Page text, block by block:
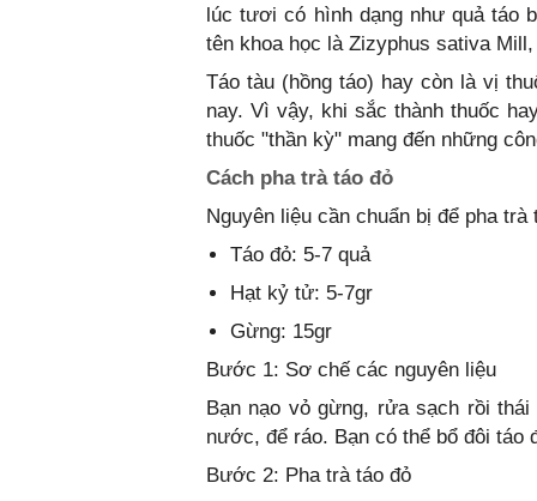
lúc tươi có hình dạng như quả táo
tên khoa học là Zizyphus sativa
Táo tàu (hồng táo) hay còn là vị
nay. Vì vậy, khi sắc thành thuốc
thuốc "thần kỳ" mang đến những
Cách pha trà táo đỏ
Nguyên liệu cần chuẩn bị để pha
Táo đỏ: 5-7 quả
Hạt kỷ tử: 5-7gr
Gừng: 15gr
Bước 1: Sơ chế các nguyên liệu
Bạn nạo vỏ gừng, rửa sạch rồi
nước, để ráo. Bạn có thể bổ đôi táo
Bước 2: Pha trà táo đỏ